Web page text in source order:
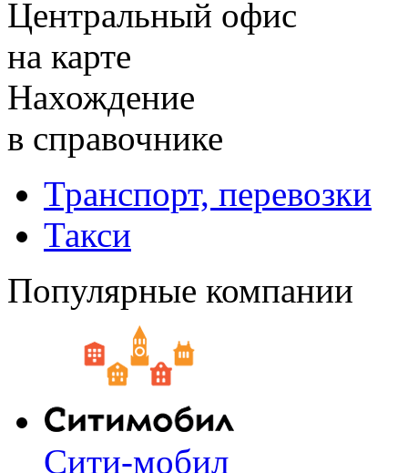
Центральный офис
на карте
Нахождение
в справочнике
Транспорт, перевозки
Такси
Популярные компании
Сити-мобил